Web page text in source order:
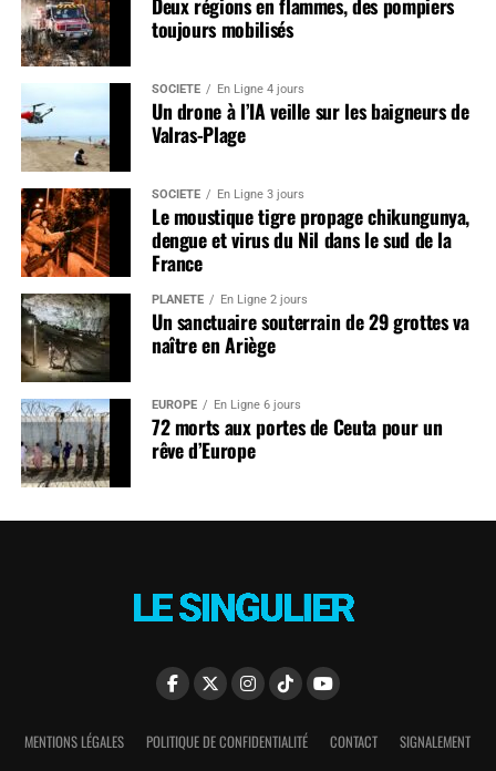
toujours mobilisés
SOCIÉTÉ En Ligne 4 jours
Un drone à l’IA veille sur les baigneurs de
Valras-Plage
SOCIÉTÉ En Ligne 3 jours
Le moustique tigre propage chikungunya,
dengue et virus du Nil dans le sud de la
France
PLANÈTE En Ligne 2 jours
Un sanctuaire souterrain de 29 grottes va
naître en Ariège
EUROPE En Ligne 6 jours
72 morts aux portes de Ceuta pour un
rêve d’Europe
MENTIONS LÉGALES POLITIQUE DE CONFIDENTIALITÉ CONTACT SIGNALEMENT